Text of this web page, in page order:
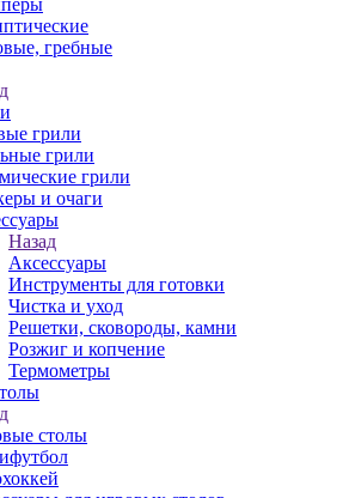
гребные
грили
грили
грили
и очаги
Назад
Аксессуары
Инструменты для готовки
Чистка и уход
Решетки, сковороды, камни
Розжиг и копчение
Термометры
столы